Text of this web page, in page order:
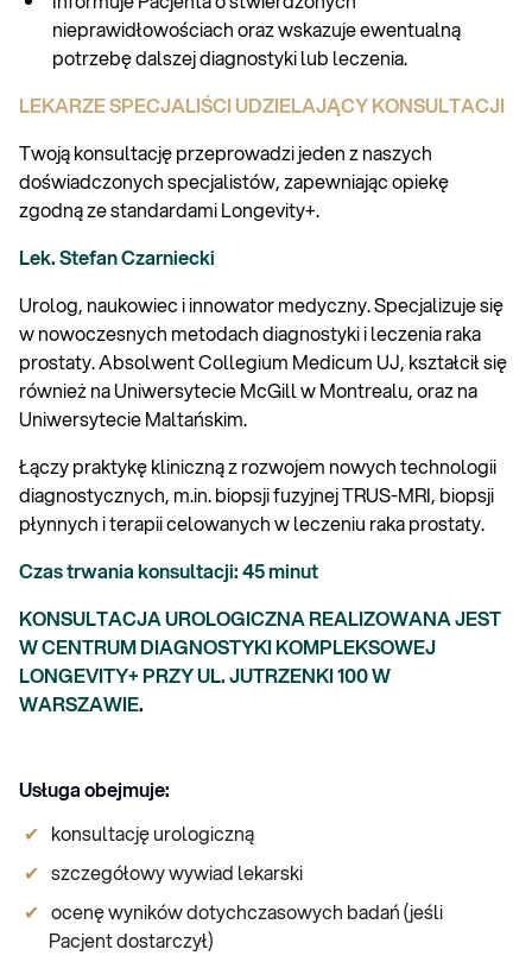
nieprawidłowościach oraz wskazuje ewentualną
potrzebę dalszej diagnostyki lub leczenia.
LEKARZE SPECJALIŚCI UDZIELAJĄCY KONSULTACJI
Twoją konsultację przeprowadzi jeden z naszych
doświadczonych specjalistów, zapewniając opiekę
zgodną ze standardami Longevity+.
Lek. Stefan Czarniecki
Urolog, naukowiec i innowator medyczny. Specjalizuje się
w nowoczesnych metodach diagnostyki i leczenia raka
prostaty. Absolwent Collegium Medicum UJ, kształcił się
również na Uniwersytecie McGill w Montrealu, oraz na
Uniwersytecie Maltańskim.
Łączy praktykę kliniczną z rozwojem nowych technologii
diagnostycznych, m.in. biopsji fuzyjnej TRUS-MRI, biopsji
płynnych i terapii celowanych w leczeniu raka prostaty.
Czas trwania konsultacji: 45 minut
KONSULTACJA UROLOGICZNA REALIZOWANA JEST
W CENTRUM DIAGNOSTYKI KOMPLEKSOWEJ
LONGEVITY+ PRZY UL. JUTRZENKI 100 W
WARSZAWIE.
Usługa obejmuje:
konsultację urologiczną
szczegółowy wywiad lekarski
ocenę wyników dotychczasowych badań (jeśli
Pacjent dostarczył)